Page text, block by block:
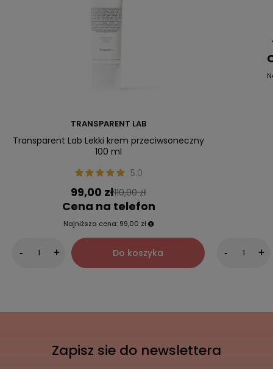
TRANSPARENT LAB
Transparent Lab Lekki krem przeciwsoneczny
100 ml
5.0
99,00 zł110,00 zł
Cena na telefon
Najniższa cena: 99,00 zł
- + Do koszyka - +
Zapisz sie do newslettera